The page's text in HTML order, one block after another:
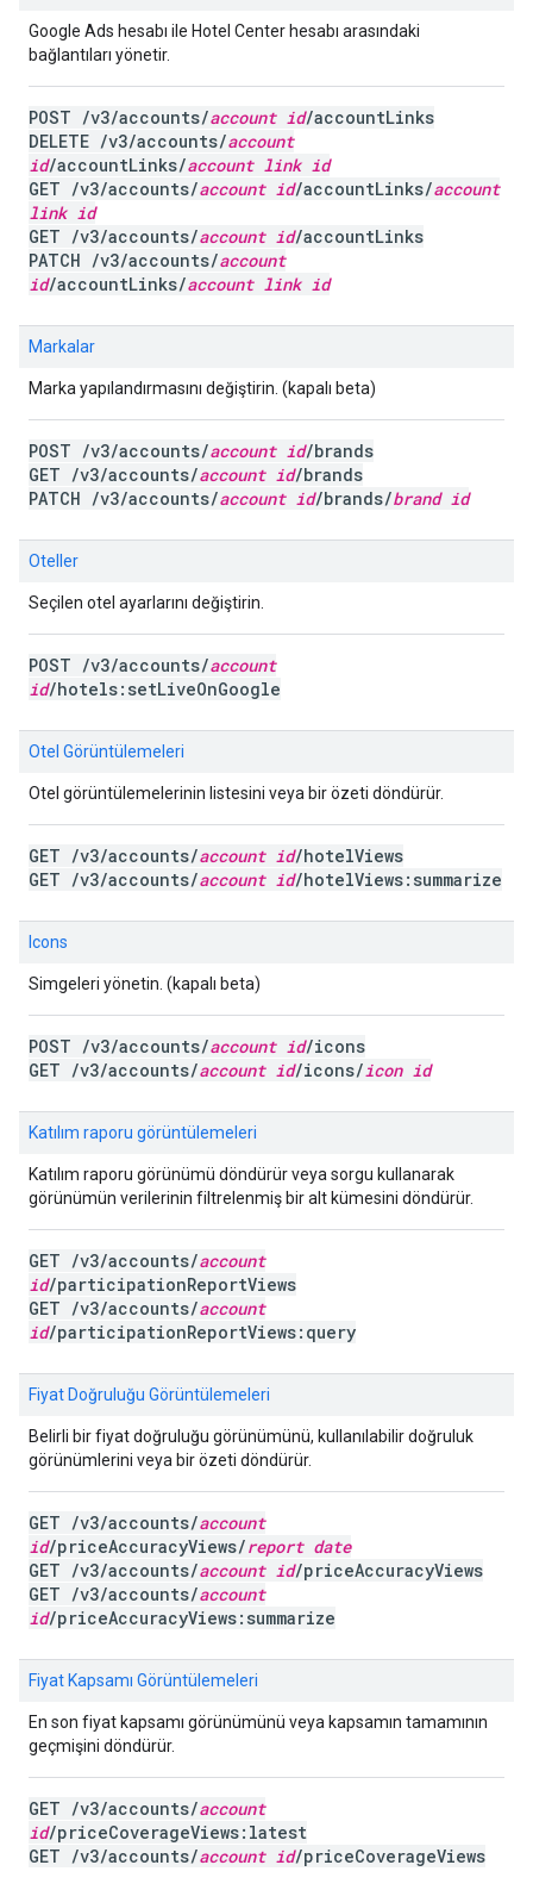
Google Ads hesabı ile Hotel Center hesabı arasındaki
bağlantıları yönetir.
POST /v3/accounts/account id/accountLinks
DELETE /v3/accounts/account
id/accountLinks/account link id
GET /v3/accounts/account id/accountLinks/account
link id
GET /v3/accounts/account id/accountLinks
PATCH /v3/accounts/account
id/accountLinks/account link id
Markalar
Marka yapılandırmasını değiştirin. (kapalı beta)
POST /v3/accounts/account id/brands
GET /v3/accounts/account id/brands
PATCH /v3/accounts/account id/brands/brand id
Oteller
Seçilen otel ayarlarını değiştirin.
POST /v3/accounts/account
id/hotels:setLiveOnGoogle
Otel Görüntülemeleri
Otel görüntülemelerinin listesini veya bir özeti döndürür.
GET /v3/accounts/account id/hotelViews
GET /v3/accounts/account id/hotelViews:summarize
Icons
Simgeleri yönetin. (kapalı beta)
POST /v3/accounts/account id/icons
GET /v3/accounts/account id/icons/icon id
Katılım raporu görüntülemeleri
Katılım raporu görünümü döndürür veya sorgu kullanarak
görünümün verilerinin filtrelenmiş bir alt kümesini döndürür.
GET /v3/accounts/account
id/participationReportViews
GET /v3/accounts/account
id/participationReportViews:query
Fiyat Doğruluğu Görüntülemeleri
Belirli bir fiyat doğruluğu görünümünü, kullanılabilir doğruluk
görünümlerini veya bir özeti döndürür.
GET /v3/accounts/account
id/priceAccuracyViews/report date
GET /v3/accounts/account id/priceAccuracyViews
GET /v3/accounts/account
id/priceAccuracyViews:summarize
Fiyat Kapsamı Görüntülemeleri
En son fiyat kapsamı görünümünü veya kapsamın tamamının
geçmişini döndürür.
GET /v3/accounts/account
id/priceCoverageViews:latest
GET /v3/accounts/account id/priceCoverageViews